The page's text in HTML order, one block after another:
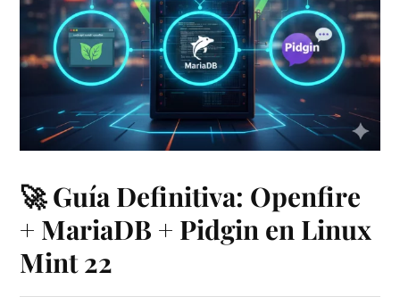
🚀 Guía Definitiva: Openfire
+ MariaDB + Pidgin en Linux
Mint 22